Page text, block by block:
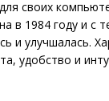
своих
в 1984 году и с
и улучшалась.
удобство и